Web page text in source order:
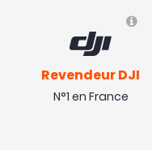
Revendeur DJI
N°1 en France